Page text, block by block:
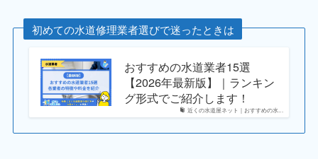
初めての水道修理業者選びで迷ったときは
近くの水道屋ネット｜おすすめの水...
おすすめの水道業者15選
【2026年最新版】｜ランキン
グ形式でご紹介します！